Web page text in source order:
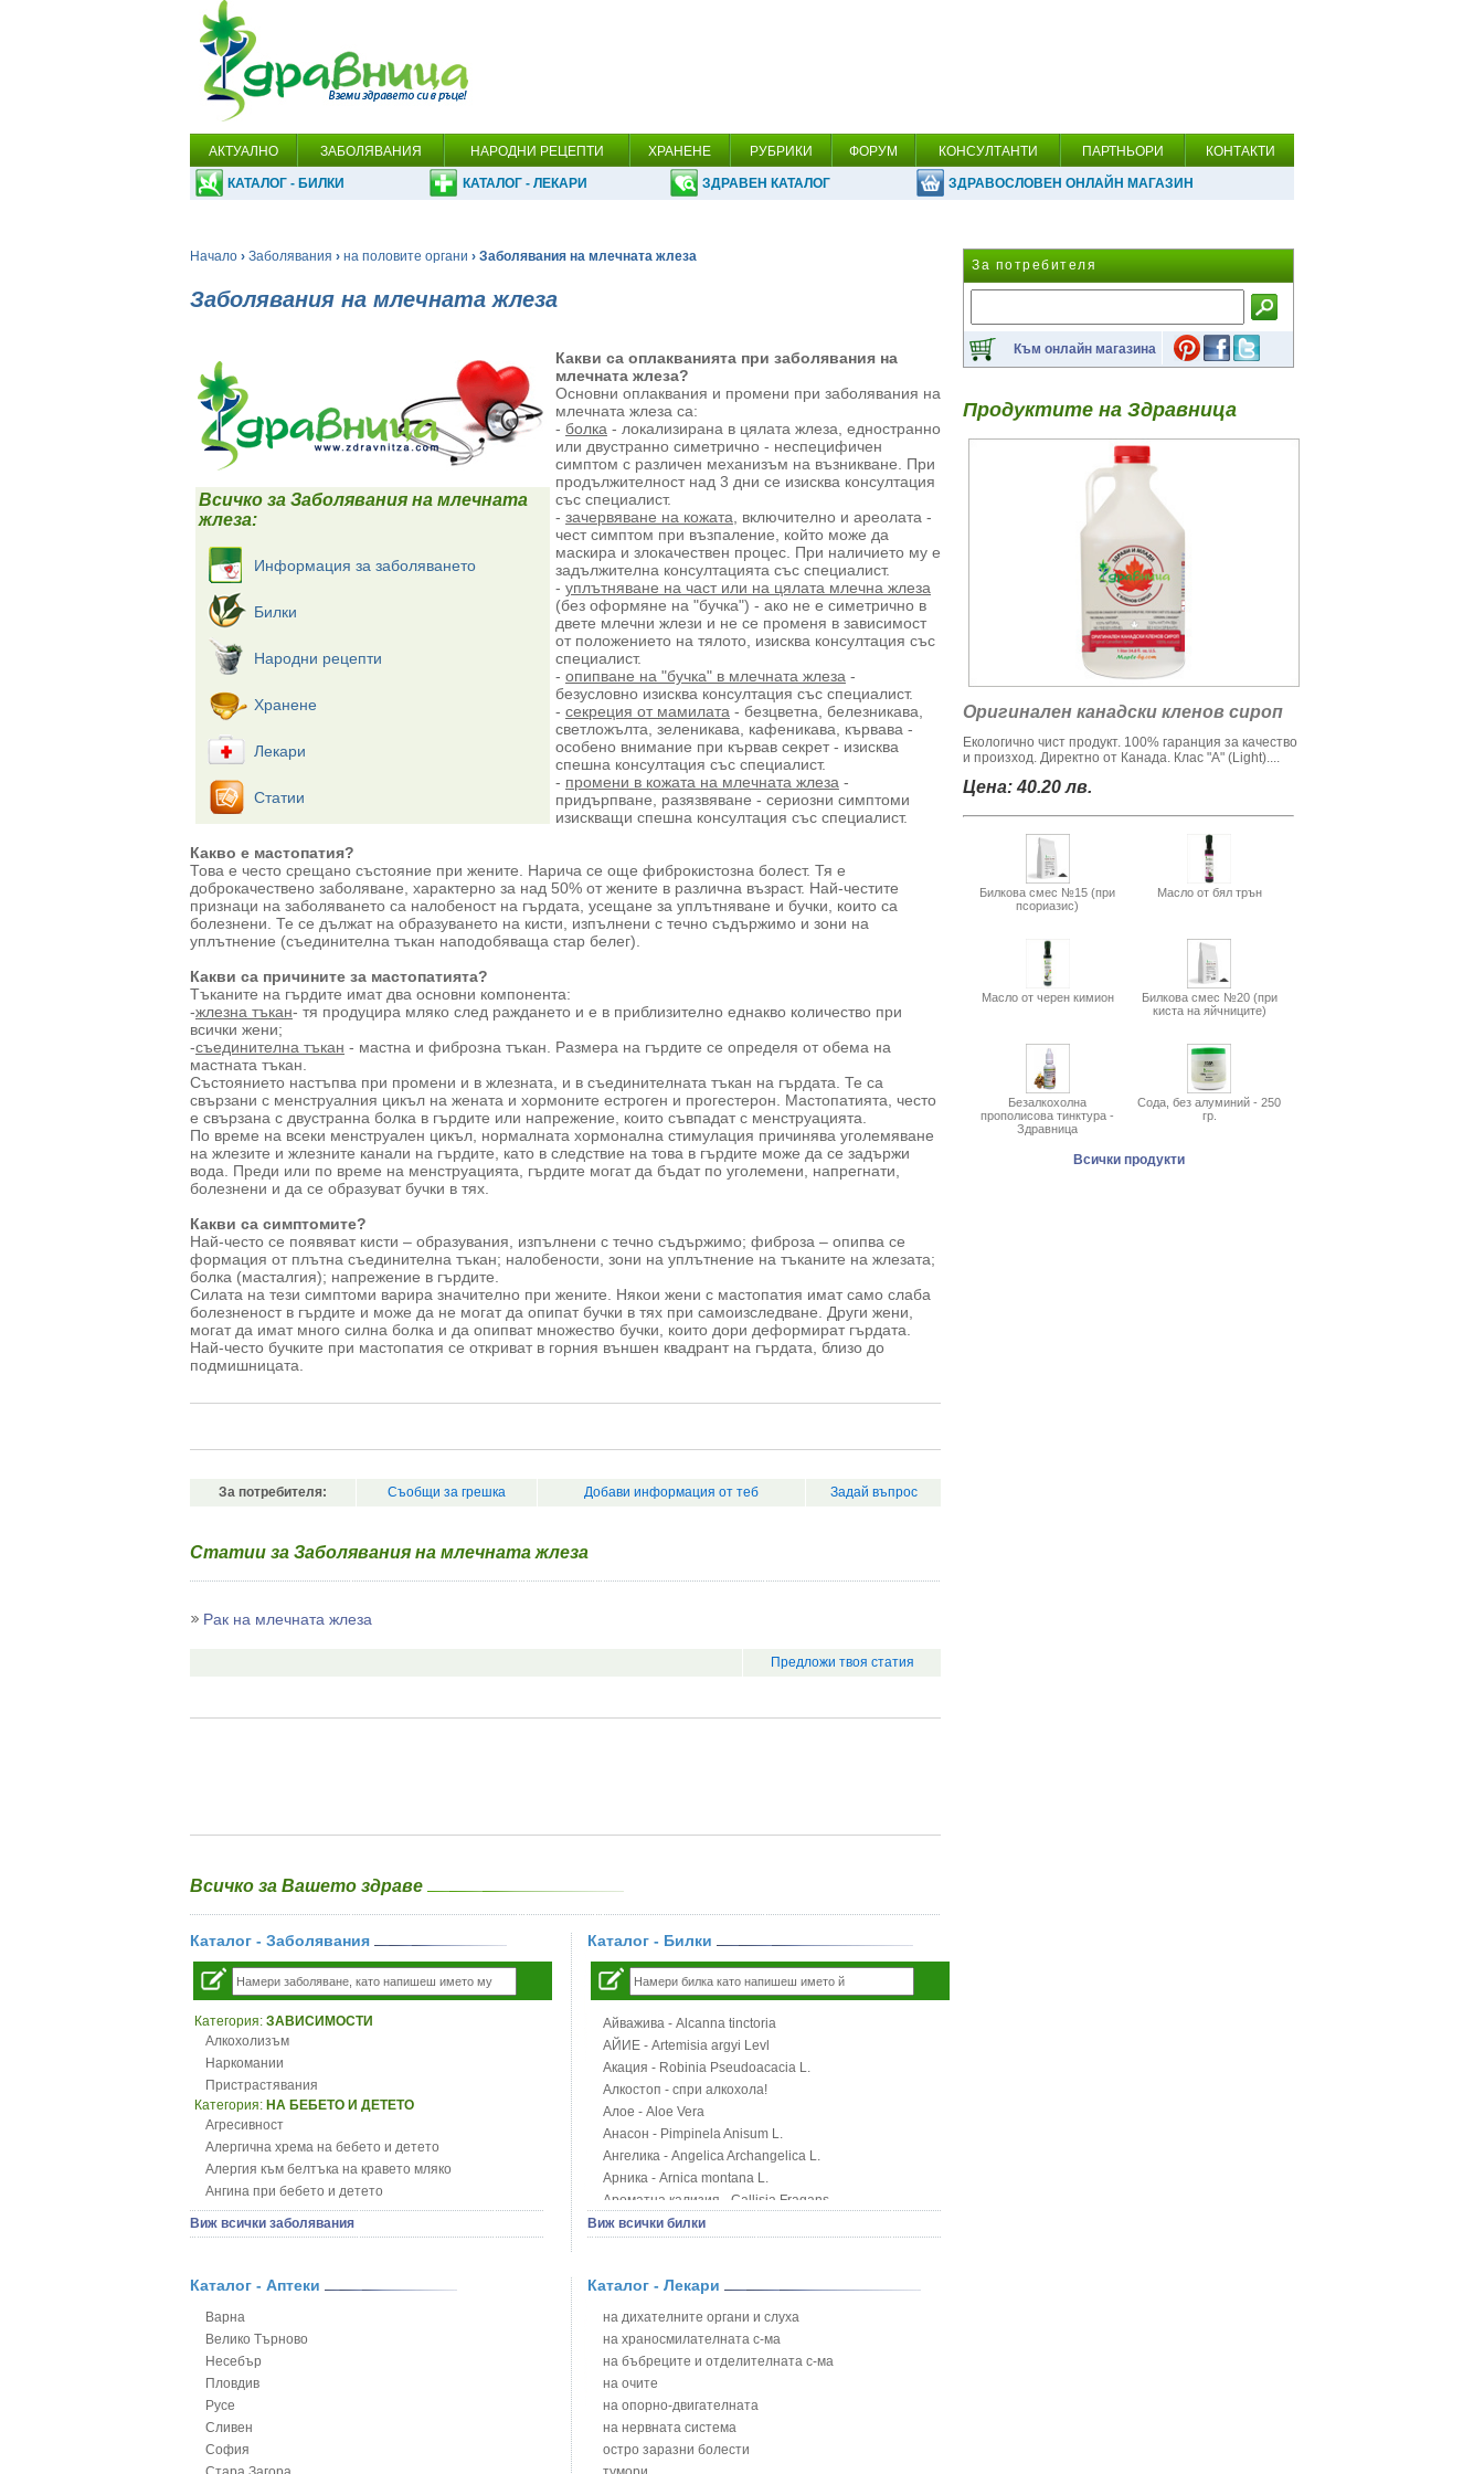
АКТУАЛНО ЗАБОЛЯВАНИЯ НАРОДНИ РЕЦЕПТИ ХРАНЕНЕ РУБРИКИ ФОРУМ КОНСУЛТАНТИ ПАРТНЬОРИ КОНТАКТИ
КАТАЛОГ - БИЛКИ КАТАЛОГ - ЛЕКАРИ ЗДРАВЕН КАТАЛОГ ЗДРАВОСЛОВЕН ОНЛАЙН МАГАЗИН
Начало › Заболявания › на половите органи › Заболявания на млечната жлеза
Заболявания на млечната жлеза
Всичко за Заболявания на млечната
жлеза:
Информация за заболяването
Билки
Народни рецепти
Хранене
Лекари
Статии
Какви са оплакванията при заболявания на
млечната жлеза?
Основни оплаквания и промени при заболявания на
млечната жлеза са:
- болка - локализирана в цялата жлеза, едностранно
или двустранно симетрично - неспецифичен
симптом с различен механизъм на възникване. При
продължителност над 3 дни се изисква консултация
със специалист.
- зачервяване на кожата , включително и ареолата -
чест симптом при възпаление, който може да
маскира и злокачествен процес. При наличието му е
задължителна консултацията със специалист.
- уплътняване на част или на цялата млечна жлеза
(без оформяне на "бучка") - ако не е симетрично в
двете млечни жлези и не се променя в зависимост
от положението на тялото, изисква консултация със
специалист.
- опипване на "бучка" в млечната жлеза -
безусловно изисква консултация със специалист.
- секреция от мамилата - безцветна, белезникава,
светложълта, зеленикава, кафеникава, кървава -
особено внимание при кървав секрет - изисква
спешна консултация със специалист.
- промени в кожата на млечната жлеза -
придърпване, разязвяване - сериозни симптоми
изискващи спешна консултация със специалист.
Какво е мастопатия?
Това е често срещано състояние при жените. Нарича се още фиброкистозна болест. Тя е
доброкачествено заболяване, характерно за над 50% от жените в различна възраст. Най-честите
признаци на заболяването са налобеност на гърдата, усещане за уплътняване и бучки, които са
болезнени. Те се дължат на образуването на кисти, изпълнени с течно съдържимо и зони на
уплътнение (съединителна тъкан наподобяваща стар белег).
Какви са причините за мастопатията?
Тъканите на гърдите имат два основни компонента:
-жлезна тъкан- тя продуцира мляко след раждането и е в приблизително еднакво количество при
всички жени;
-съединителна тъкан - мастна и фиброзна тъкан. Размера на гърдите се определя от обема на
мастната тъкан.
Състоянието настъпва при промени и в жлезната, и в съединителната тъкан на гърдата. Те са
свързани с менструалния цикъл на жената и хормоните естроген и прогестерон. Мастопатията, често
е свързана с двустранна болка в гърдите или напрежение, които съвпадат с менструацията.
По време на всеки менструален цикъл, нормалната хормонална стимулация причинява уголемяване
на жлезите и жлезните канали на гърдите, като в следствие на това в гърдите може да се задържи
вода. Преди или по време на менструацията, гърдите могат да бъдат по уголемени, напрегнати,
болезнени и да се образуват бучки в тях.
Какви са симптомите?
Най-често се появяват кисти – образувания, изпълнени с течно съдържимо; фиброза – опипва се
формация от плътна съединителна тъкан; налобености, зони на уплътнение на тъканите на жлезата;
болка (масталгия); напрежение в гърдите.
Силата на тези симптоми варира значително при жените. Някои жени с мастопатия имат само слаба
болезненост в гърдите и може да не могат да опипат бучки в тях при самоизследване. Други жени,
могат да имат много силна болка и да опипват множество бучки, които дори деформират гърдата.
Най-често бучките при мастопатия се откриват в горния външен квадрант на гърдата, близо до
подмишницата.
За потребителя: Съобщи за грешка Добави информация от теб Задай въпрос
Статии за Заболявания на млечната жлеза
Рак на млечната жлеза
Предложи твоя статия
Всичко за Вашето здраве
Каталог - Заболявания
Категория: ЗАВИСИМОСТИ
Алкохолизъм
Наркомании
Пристрастявания
Категория: НА БЕБЕТО И ДЕТЕТО
Агресивност
Алергична хрема на бебето и детето
Алергия към белтъка на кравето мляко
Ангина при бебето и детето
Анемия при бебето и детето
Апетит - пълни деца
Безапетитие при бебето и детето
Бронхит и пневмония при деца
Варицела
Висока температура на бебето и детето
Възпаление на ушите на бебето и детето
Глисти
Грижа за пъпа на новороденото
Грип при бебето и детето
Виж всички заболявания
Каталог - Билки
Айважива - Alcanna tinctoria
АЙИЕ - Artemisia argyi Levl
Акация - Robinia Pseudoacacia L.
Алкостоп - спри алкохола!
Алое - Aloe Vera
Анасон - Pimpinela Anisum L.
Ангелика - Angelica Archangelica L.
Арника - Arnica montana L.
Ароматна кализия - Callisia Fragans
Арония - Sorbus melanocorpa
Блатен аир - Acorus calamus L.
Блатен тъжник - Spirea ulmaria L.
Блян
Бобови шушулки - Phaseolus Vulgaris L.
Божур - Paeonia Decora
Борови връхчета - Pinus sylvestris
Босилек - Ocimum Basillicum
Брей - Tamus Communis
Брош - Rubia tinctorum L.
Виж всички билки
Каталог - Аптеки
Варна
Велико Търново
Несебър
Пловдив
Русе
Сливен
София
Каталог - Лекари
на дихателните органи и слуха
на храносмилателната с-ма
на бъбреците и отделителната с-ма
на очите
на опорно-двигателната
на нервната система
остро заразни болести
За потребителя
Към онлайн магазина
Продуктите на Здравница
Оригинален канадски кленов сироп
Екологично чист продукт. 100% гаранция за качество
и произход. Директно от Канада. Клас "А" (Light)....
Цена: 40.20 лв.
Билкова смес №15 (при
псориазис)
Масло от бял трън
Масло от черен кимион
Билкова смес №20 (при
киста на яйчниците)
Безалкохолна
прополисова тинктура -
Здравница
Сода, без алуминий - 250
гр.
Всички продукти